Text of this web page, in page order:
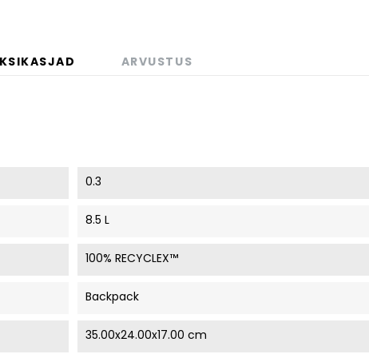
ARVUSTUS
0.3
8.5 L
100% RECYCLEX™
Backpack
35.00x24.00x17.00 cm